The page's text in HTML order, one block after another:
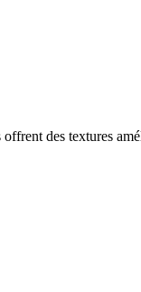
des textures